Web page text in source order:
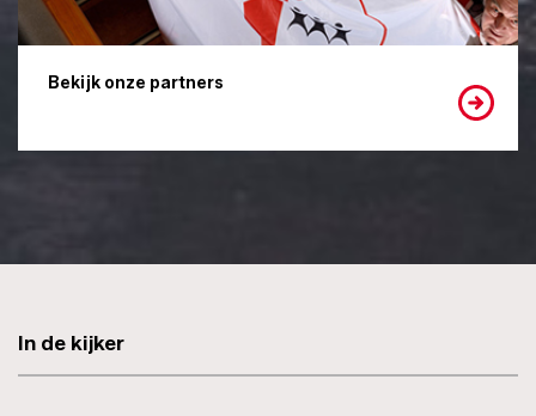
Bekijk onze partners
In de kijker